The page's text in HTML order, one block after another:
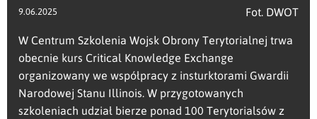
9.06.2025 Fot. DWOT
W Centrum Szkolenia Wojsk Obrony Terytorialnej trwa
obecnie kurs Critical Knowledge Exchange
organizowany we współpracy z insturktorami Gwardii
Narodowej Stanu Illinois. W przygotowanych
szkoleniach udział bierze ponad 100 Terytorialsów z